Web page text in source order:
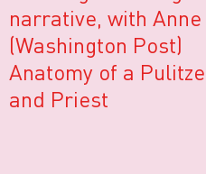
narrative, with
(Washington Post)
Anatomy of a
and Priest